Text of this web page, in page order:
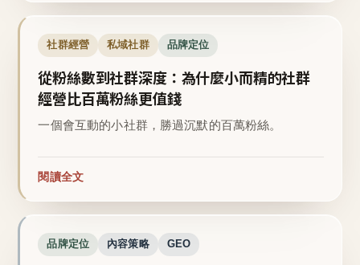
社群經營 私域社群 品牌定位
從粉絲數到社群深度：為什麼小而精的社群
經營比百萬粉絲更值錢
一個會互動的小社群，勝過沉默的百萬粉絲。
閱讀全文
品牌定位 內容策略 GEO